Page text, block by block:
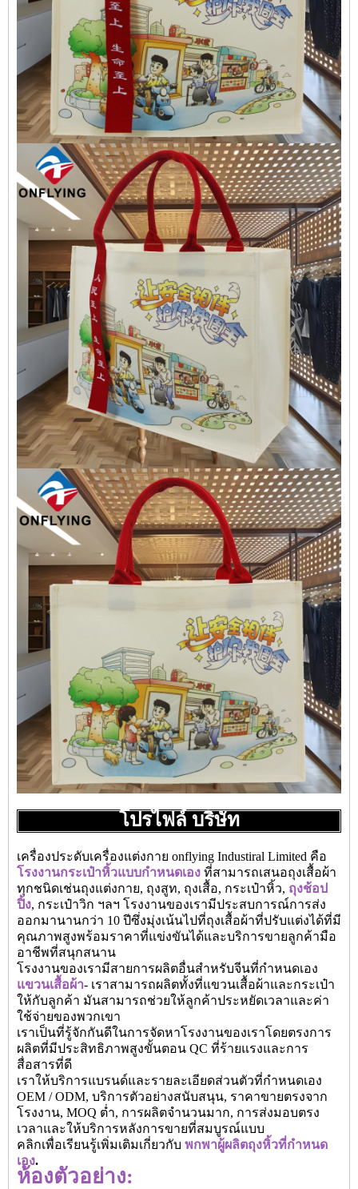
โปรไฟล์ บริษัท
เครื่องประดับเครื่องแต่งกาย onflying Industiral Limited คือ
โรงงานกระเป๋าหิ้วแบบกำหนดเอง ที่สามารถเสนอถุงเสื้อผ้า
ทุกชนิดเช่นถุงแต่งกาย, ถุงสูท, ถุงเสื้อ, กระเป๋าหิ้ว, ถุงช้อป
ปิ้ง, กระเป๋าวิก ฯลฯ โรงงานของเรามีประสบการณ์การส่ง
ออกมานานกว่า 10 ปีซึ่งมุ่งเน้นไปที่ถุงเสื้อผ้าที่ปรับแต่งได้ที่มี
คุณภาพสูงพร้อมราคาที่แข่งขันได้และบริการขายลูกค้ามือ
อาชีพที่สนุกสนาน
โรงงานของเรามีสายการผลิตอื่นสำหรับจีนที่กำหนดเอง
แขวนเสื้อผ้า- เราสามารถผลิตทั้งที่แขวนเสื้อผ้าและกระเป๋า
ให้กับลูกค้า มันสามารถช่วยให้ลูกค้าประหยัดเวลาและค่า
ใช้จ่ายของพวกเขา
เราเป็นที่รู้จักกันดีในการจัดหาโรงงานของเราโดยตรงการ
ผลิตที่มีประสิทธิภาพสูงขั้นตอน QC ที่ร้ายแรงและการ
สื่อสารที่ดี
เราให้บริการแบรนด์และรายละเอียดส่วนตัวที่กำหนดเอง
OEM / ODM, บริการตัวอย่างสนับสนุน, ราคาขายตรงจาก
โรงงาน, MOQ ต่ำ, การผลิตจำนวนมาก, การส่งมอบตรง
เวลาและให้บริการหลังการขายที่สมบูรณ์แบบ
คลิกเพื่อเรียนรู้เพิ่มเติมเกี่ยวกับ พกพาผู้ผลิตถุงหิ้วที่กำหนด
เอง.
ห้องตัวอย่าง: